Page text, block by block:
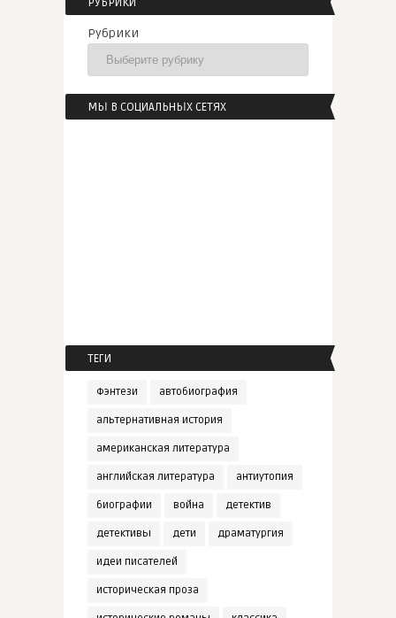
Рубрики
МЫ В СОЦИАЛЬНЫХ СЕТЯХ
ТЕГИ
Фэнтези автобиография
альтернативная история
американская литература
английская литература антиутопия
биографии война детектив
детективы дети драматургия
идеи писателей
историческая проза